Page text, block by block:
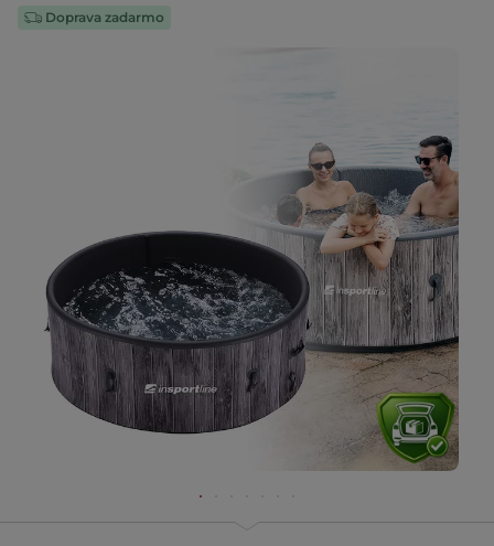
Doprava zadarmo